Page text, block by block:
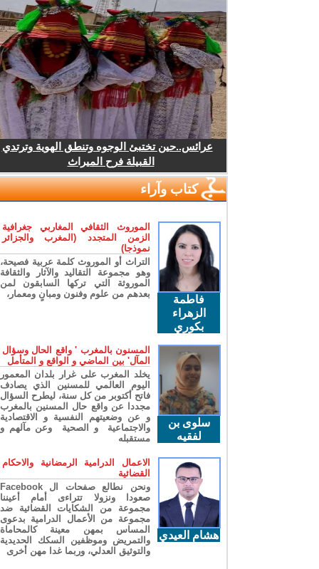
عرائس..حين تختبئ الوجوه وتنطق الهوية وترتدي
القبيلة فرح الميراث
كتاب وآراء
فاطمة
الزهراء
بكوري
الموروث الثقافي المغاربي جغرافية
الزمن المتجدد (المغرب والجزائر
نموذجا)
التراث أو الموروث كلمة عربية فصيحة،
وهو مجموعة التقاليد والآثار والثقافة
الموروثة التي تركها السابقون لمن
بعدهم من علوم وفنون ومبانٍ ومعمار،
سلوى بن
لفقيه
المسنون بالمغرب ' واقع الحال وسؤال
المآل' بين الماضي و الواقع و المتأمل
يخلد المغرب على غرار بلدان المعمور
اليوم العالمي للمسنين الذي يصادف
فاتح أكتوبر من كل سنة، ليطرح السؤال
مجددا عن واقع حال المسنين بالمغرب
و عن وضعيتهم النفسية و الاقتصادية
والاجتماعية و الصحية وعن مآلهم و
مستقبله
هشام العيدي
الاعمال الدرامية الرمضانية والاحكام
القضائية
ونحن نطالع صفحات ال Facebook
صعودا ونزولا تتراءى أمام أعيننا
مجموعة من الشكايات القضائية ضد
مجموعة من الأعمال الدرامية بدعوى
المساس بمهن معينة كالمحاماة
والتمريض وموظفين السكك الحديدية
والتوثيق العدلي، وربما غدا مهن أخرى